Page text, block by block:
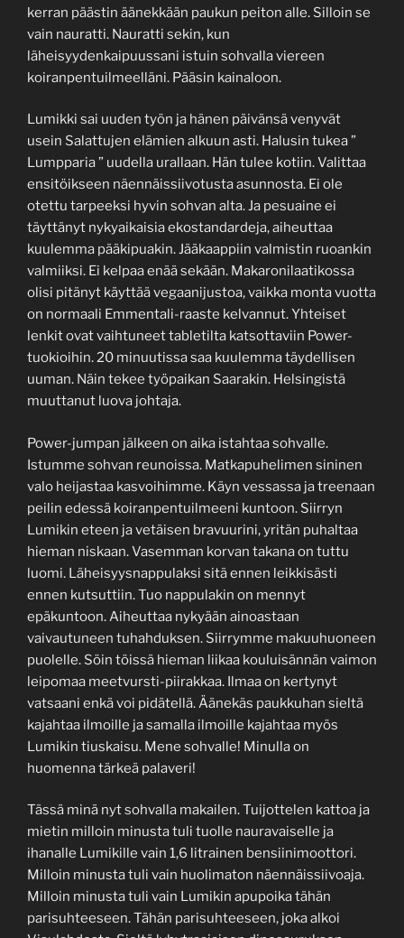
kerran päästin äänekkään paukun peiton alle. Silloin se
vain nauratti. Nauratti sekin, kun
läheisyydenkaipuussani istuin sohvalla viereen
koiranpentuilmeelläni. Pääsin kainaloon.
Lumikki sai uuden työn ja hänen päivänsä venyvät
usein Salattujen elämien alkuun asti. Halusin tukea ”
Lumpparia ” uudella urallaan. Hän tulee kotiin. Valittaa
ensitöikseen näennäissiivotusta asunnosta. Ei ole
otettu tarpeeksi hyvin sohvan alta. Ja pesuaine ei
täyttänyt nykyaikaisia ekostandardeja, aiheuttaa
kuulemma pääkipuakin. Jääkaappiin valmistin ruoankin
valmiiksi. Ei kelpaa enää sekään. Makaronilaatikossa
olisi pitänyt käyttää vegaanijustoa, vaikka monta vuotta
on normaali Emmentali-raaste kelvannut. Yhteiset
lenkit ovat vaihtuneet tabletilta katsottaviin Power-
tuokioihin. 20 minuutissa saa kuulemma täydellisen
uuman. Näin tekee työpaikan Saarakin. Helsingistä
muuttanut luova johtaja.
Power-jumpan jälkeen on aika istahtaa sohvalle.
Istumme sohvan reunoissa. Matkapuhelimen sininen
valo heijastaa kasvoihimme. Käyn vessassa ja treenaan
peilin edessä koiranpentuilmeeni kuntoon. Siirryn
Lumikin eteen ja vetäisen bravuurini, yritän puhaltaa
hieman niskaan. Vasemman korvan takana on tuttu
luomi. Läheisyysnappulaksi sitä ennen leikkisästi
ennen kutsuttiin. Tuo nappulakin on mennyt
epäkuntoon. Aiheuttaa nykyään ainoastaan
vaivautuneen tuhahduksen. Siirrymme makuuhuoneen
puolelle. Söin töissä hieman liikaa kouluisännän vaimon
leipomaa meetvursti-piirakkaa. Ilmaa on kertynyt
vatsaani enkä voi pidätellä. Äänekäs paukkuhan sieltä
kajahtaa ilmoille ja samalla ilmoille kajahtaa myös
Lumikin tiuskaisu. Mene sohvalle! Minulla on
huomenna tärkeä palaveri!
Tässä minä nyt sohvalla makailen. Tuijottelen kattoa ja
mietin milloin minusta tuli tuolle nauravaiselle ja
ihanalle Lumikille vain 1,6 litrainen bensiinimoottori.
Milloin minusta tuli vain huolimaton näennäissiivoaja.
Milloin minusta tuli vain Lumikin apupoika tähän
parisuhteeseen. Tähän parisuhteeseen, joka alkoi